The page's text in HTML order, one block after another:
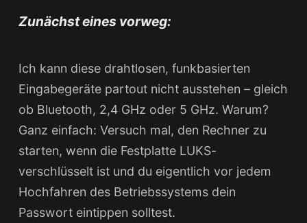
Zunächst eines vorweg:
Ich kann diese drahtlosen, funkbasierten
Eingabegeräte partout nicht ausstehen – gleich
ob Bluetooth, 2,4 GHz oder 5 GHz. Warum?
Ganz einfach: Versuch mal, den Rechner zu
starten, wenn die Festplatte LUKS-
verschlüsselt ist und du eigentlich vor jedem
Hochfahren des Betriebssystems dein
Passwort eintippen solltest.